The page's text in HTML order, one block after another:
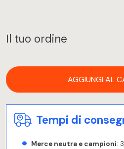
Il tuo ordine
AGGIUNGI AL
Tempi di
Merce neutra e campioni: